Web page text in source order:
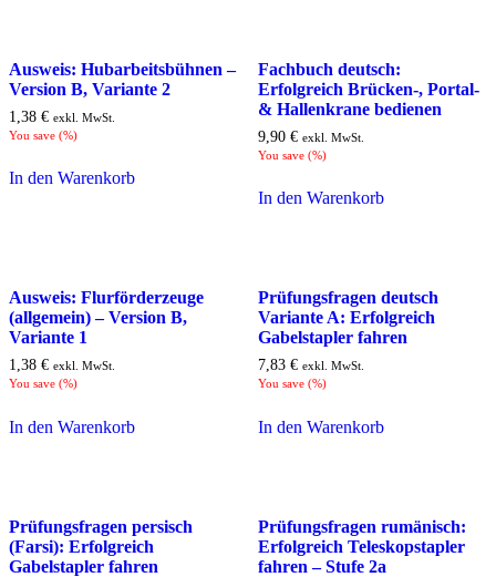
Ausweis: Hubarbeitsbühnen –
Version B, Variante 2
1,38 € exkl. MwSt.
You save (%)
In den Warenkorb
Fachbuch deutsch:
Erfolgreich Brücken-, Portal-
& Hallenkrane bedienen
9,90 € exkl. MwSt.
You save (%)
In den Warenkorb
Ausweis: Flurförderzeuge
(allgemein) – Version B,
Variante 1
1,38 € exkl. MwSt.
You save (%)
In den Warenkorb
Prüfungsfragen deutsch
Variante A: Erfolgreich
Gabelstapler fahren
7,83 € exkl. MwSt.
You save (%)
In den Warenkorb
Prüfungsfragen persisch
(Farsi): Erfolgreich
Gabelstapler fahren
Prüfungsfragen rumänisch:
Erfolgreich Teleskopstapler
fahren – Stufe 2a